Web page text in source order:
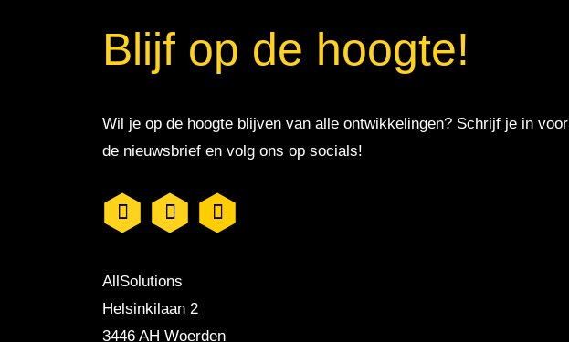
Blijf op de hoogte!
Wil je op de hoogte blijven van alle ontwikkelingen? Schrijf je in voor
de nieuwsbrief en volg ons op socials!
AllSolutions
Helsinkilaan 2
3446 AH Woerden